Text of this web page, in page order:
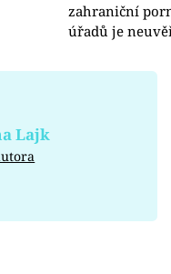
zahraniční
úřadů je
Lajk